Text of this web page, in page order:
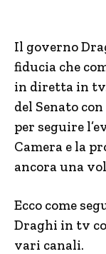
Il governo
fiducia che
in diretta in
del Senato
per seguire
Camera e la
ancora una
Ecco come
Draghi in tv
vari canali.